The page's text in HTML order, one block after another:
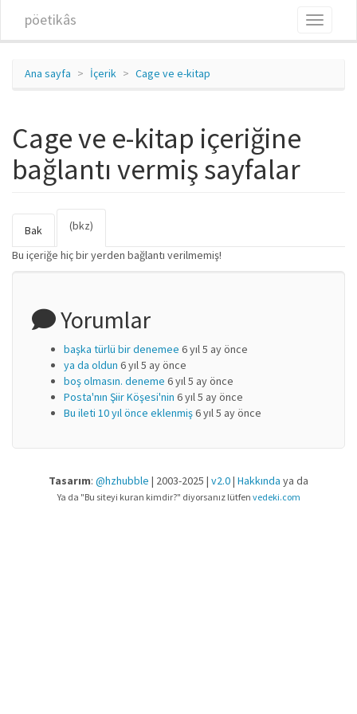
pöetikâs
Toggle
Ana sayfa İçerik Cage ve e-kitap
Cage ve e-kitap içeriğine
bağlantı vermiş sayfalar
Birincil sekmeler
Bak (bkz)
Bu içeriğe hiç bir yerden bağlantı verilmemiş!
Yorumlar
başka türlü bir denemee 6 yıl 5 ay önce
ya da oldun 6 yıl 5 ay önce
boş olmasın. deneme 6 yıl 5 ay önce
Posta'nın Şiir Köşesi'nin 6 yıl 5 ay önce
Bu ileti 10 yıl önce eklenmiş6 yıl 5 ay önce
Tasarım: @hzhubble | 2003-2025 | v2.0| Hakkında ya da
Ya da "Bu siteyi kuran kimdir?" diyorsanız lütfen vedeki.com